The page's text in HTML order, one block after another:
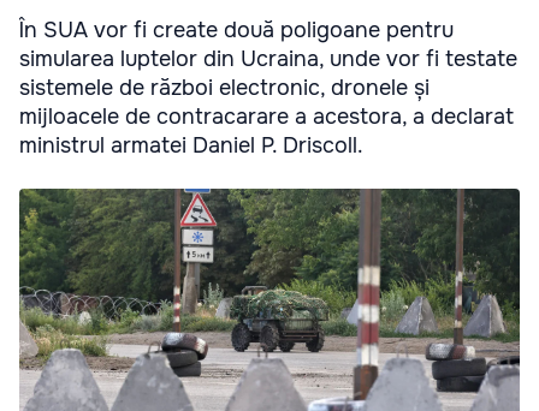
În SUA vor fi create două poligoane pentru
simularea luptelor din Ucraina, unde vor fi testate
sistemele de război electronic, dronele și
mijloacele de contracarare a acestora, a declarat
ministrul armatei Daniel P. Driscoll.